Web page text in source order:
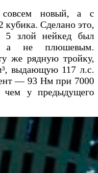
новый, а с
Сделано это,
злой нейкед был
а не плюшевым.
же рядную тройку,
выдающую 117 л.с.
— 93 Нм при 7000
у предыдущего